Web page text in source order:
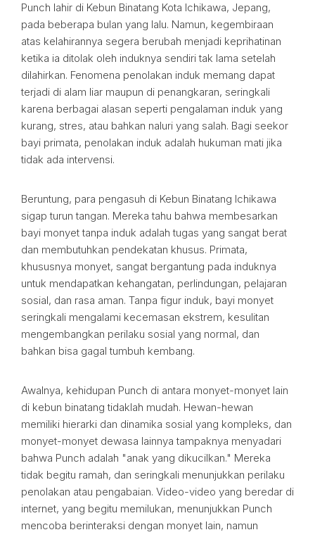
Punch lahir di Kebun Binatang Kota Ichikawa, Jepang,
pada beberapa bulan yang lalu. Namun, kegembiraan
atas kelahirannya segera berubah menjadi keprihatinan
ketika ia ditolak oleh induknya sendiri tak lama setelah
dilahirkan. Fenomena penolakan induk memang dapat
terjadi di alam liar maupun di penangkaran, seringkali
karena berbagai alasan seperti pengalaman induk yang
kurang, stres, atau bahkan naluri yang salah. Bagi seekor
bayi primata, penolakan induk adalah hukuman mati jika
tidak ada intervensi.
Beruntung, para pengasuh di Kebun Binatang Ichikawa
sigap turun tangan. Mereka tahu bahwa membesarkan
bayi monyet tanpa induk adalah tugas yang sangat berat
dan membutuhkan pendekatan khusus. Primata,
khususnya monyet, sangat bergantung pada induknya
untuk mendapatkan kehangatan, perlindungan, pelajaran
sosial, dan rasa aman. Tanpa figur induk, bayi monyet
seringkali mengalami kecemasan ekstrem, kesulitan
mengembangkan perilaku sosial yang normal, dan
bahkan bisa gagal tumbuh kembang.
Awalnya, kehidupan Punch di antara monyet-monyet lain
di kebun binatang tidaklah mudah. Hewan-hewan
memiliki hierarki dan dinamika sosial yang kompleks, dan
monyet-monyet dewasa lainnya tampaknya menyadari
bahwa Punch adalah "anak yang dikucilkan." Mereka
tidak begitu ramah, dan seringkali menunjukkan perilaku
penolakan atau pengabaian. Video-video yang beredar di
internet, yang begitu memilukan, menunjukkan Punch
mencoba berinteraksi dengan monyet lain, namun